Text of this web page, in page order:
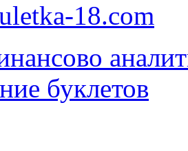
18.com
буклетов